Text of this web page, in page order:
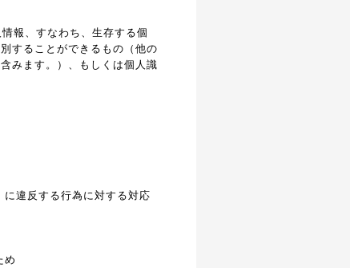
報、すなわち、生存する個
することができるもの（他の
みます。）、もしくは個人識
に違反する行為に対する対応
め